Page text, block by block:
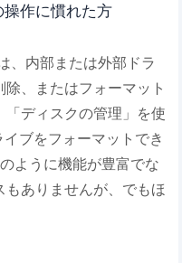
作に慣れた方
、内部または外部ドラ
、またはフォーマット
ディスクの管理」を使
ブをフォーマットでき
ように機能が豊富でな
もありませんが、でもほ